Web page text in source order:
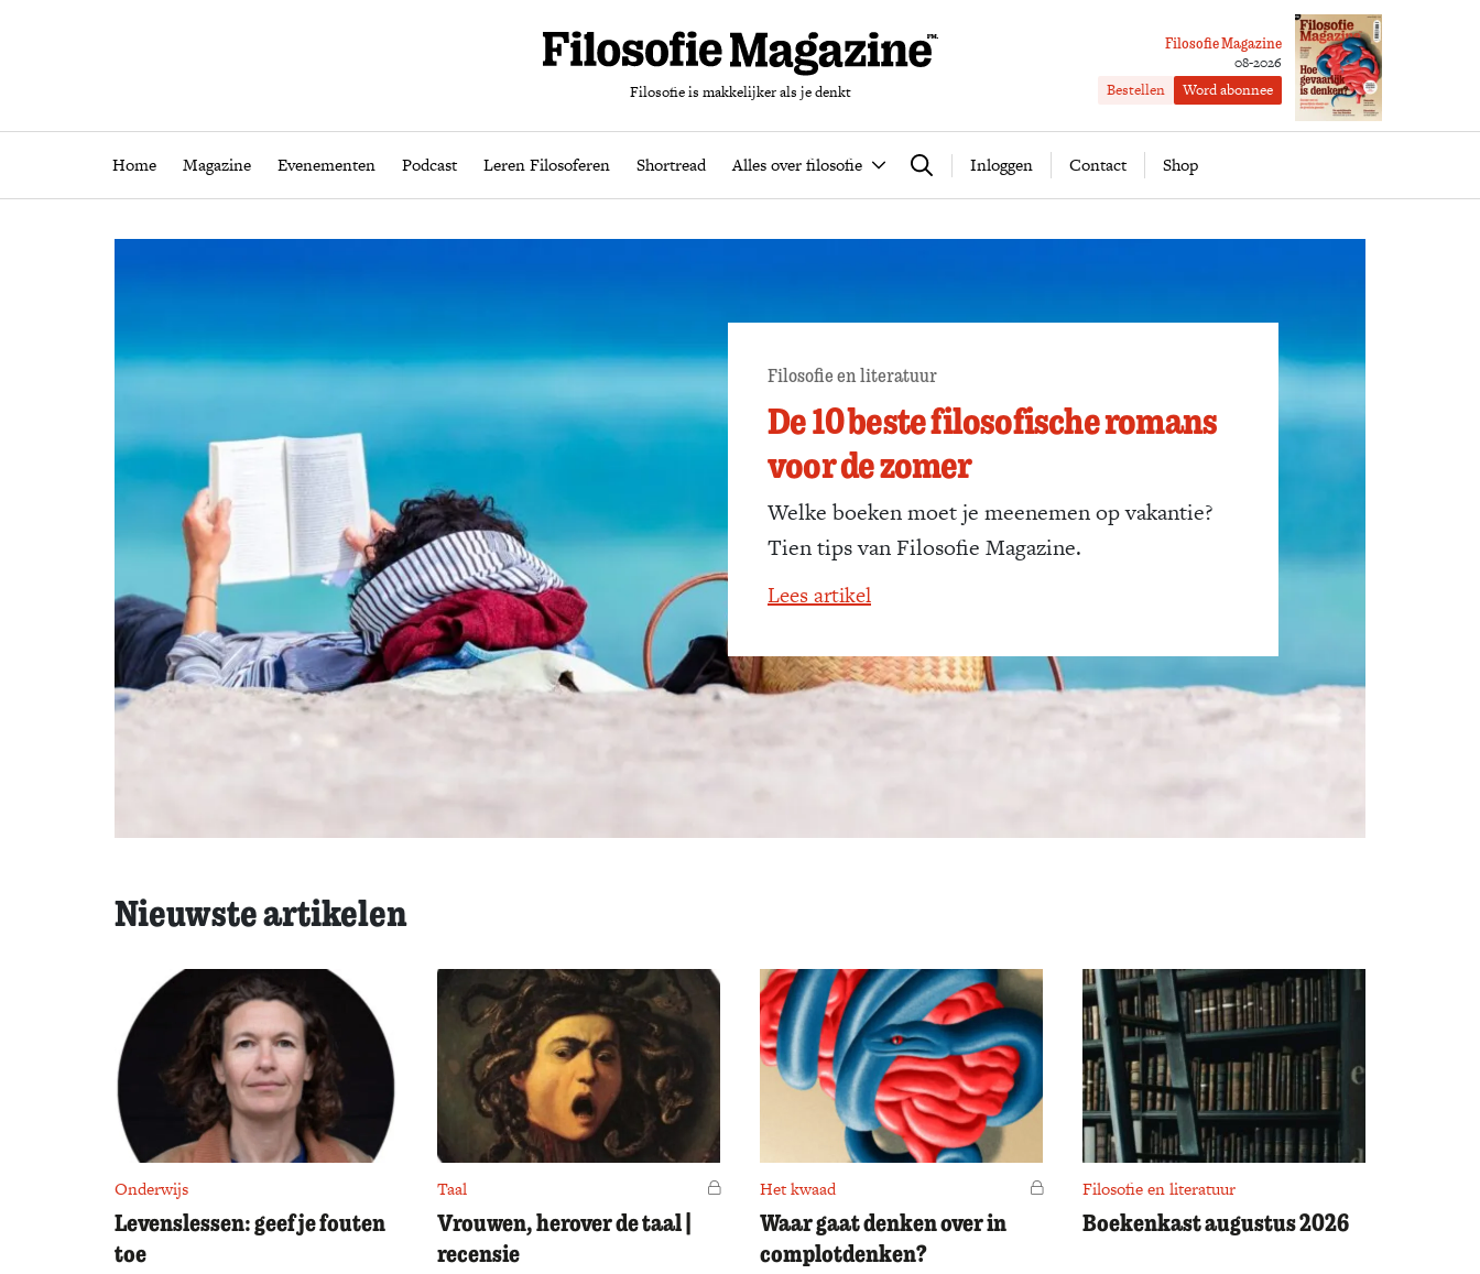
Filosofie is makkelijker als je denkt
Filosofie Magazine
08-2026
Bestellen Word abonnee
Home Magazine Evenementen Podcast Leren Filosoferen Shortread Alles over filosofie Zoeken Inloggen Contact Shop
Home Magazine Evenementen Podcast Leren Filosoferen Shortread Alles over filosofie Word abonnee
Filosofie en literatuur
De 10 beste filosofische romans
voor de zomer
Welke boeken moet je meenemen op vakantie?
Tien tips van Filosofie Magazine.
Lees artikel
Nieuwste artikelen
Onderwijs
Levenslessen: geef je fouten
toe
Taal Voor leden
Vrouwen, herover de taal |
recensie
Het kwaad Voor leden
Waar gaat denken over in
complotdenken?
Filosofie en literatuur
Boekenkast augustus 2026